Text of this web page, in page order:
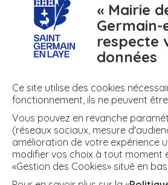
« Mairie
Germain-
respecte
données
Ce site utilise des cookies
fonctionnement, ils ne peuvent
Vous pouvez en revanche
(réseaux sociaux, mesure
amélioration de votre expérience
modifier vos choix à tout moment
«Gestion des Cookies» situé en
numero meteo
Météo
+ DE
facebook twitter instagram